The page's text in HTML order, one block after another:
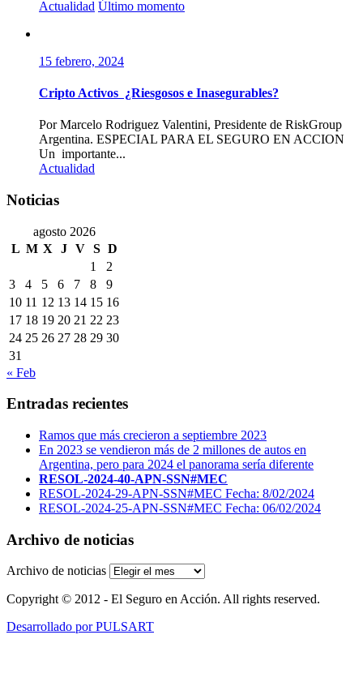
Actualidad Último momento
15 febrero, 2024
Cripto Activos ¿Riesgosos e Inasegurables?
Por Marcelo Rodriguez Valentini, Presidente de RiskGroup
Argentina. ESPECIAL PARA EL SEGURO EN ACCION
Un importante...
Actualidad
Noticias
agosto 2026
L M X J V S D
1
2
3
4 5 6 7 8
9
10 11 12 13 14 15 16
17 18 19 20 21 22 23
24 25 26 27 28 29 30
31
« Feb
Entradas recientes
Ramos que más crecieron a septiembre 2023
En 2023 se vendieron más de 2 millones de autos en
Argentina, pero para 2024 el panorama sería diferente
RESOL-2024-40-APN-SSN#MEC
RESOL-2024-29-APN-SSN#MEC Fecha: 8/02/2024
RESOL-2024-25-APN-SSN#MEC Fecha: 06/02/2024
Archivo de noticias
Archivo de noticias
Copyright © 2012 - El Seguro en Acción. All rights reserved.
Desarrollado por PULSART